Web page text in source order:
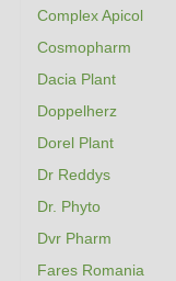
Complex Apicol
Cosmopharm
Dacia Plant
Doppelherz
Dorel Plant
Dr Reddys
Dr. Phyto
Dvr Pharm
Fares Romania